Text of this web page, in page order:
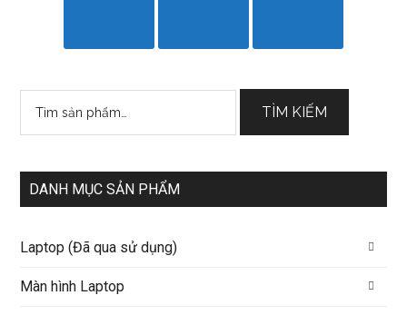
kiếm:
TÌM KIẾM
DANH MỤC SẢN PHẨM
Laptop (Đã qua sử dụng)
Màn hình Laptop